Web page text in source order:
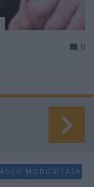
0
MÓDOSÍTÁSA